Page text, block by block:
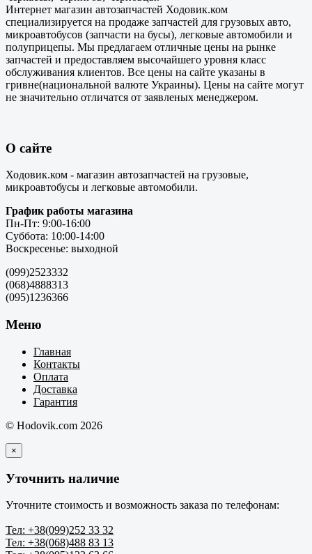
Интернет магазин автозапчастей Ходовик.ком
специализируется на продаже запчастей для грузовых авто,
микроавтобусов (запчасти на бусы), легковые автомобили и
полуприцепы. Мы предлагаем отличные цены на рынке
запчастей и предоставляем высочайшего уровня класс
обслуживания клиентов. Все цены на сайте указаны в
гривне(национальной валюте Украины). Цены на сайте могут
не значительно отличатся от заявленых менеджером.
О сайте
Ходовик.ком - магазин автозапчастей на грузовые,
микроавтобусы и легковые автомобили.
График работы магазина
Пн-Пт: 9:00-16:00
Суббота: 10:00-14:00
Воскресенье: выходной
(099)2523332
(068)4888313
(095)1236366
Меню
Главная
Контакты
Оплата
Доставка
Гарантия
© Hodovik.com 2026
×
Уточнить наличие
Уточните стоимость и возможность заказа по телефонам:
Тел: +38(099)252 33 32
Тел: +38(068)488 83 13